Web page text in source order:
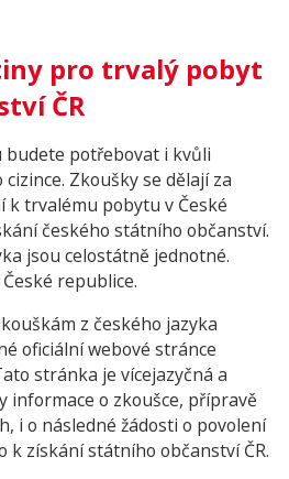
pro trvalý pobyt
ČR
budete potřebovat i kvůli
Zkoušky se dělají za
k trvalému pobytu v České
českého státního občanství.
jsou celostátně jednotné.
republice.
z českého jazyka
oficiální webové stránce
stránka je vícejazyčná a
informace o zkoušce, přípravě
i o následné žádosti o povolení
získání státního občanství ČR.